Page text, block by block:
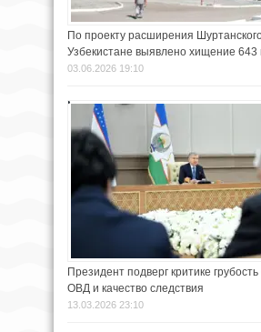
По проекту расширения
Узбекистане выявлено хищение 643
03.06.2026 19:10
Президент подверг критике
ОВД и качество следствия
13.03.2026 23:10